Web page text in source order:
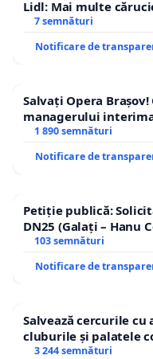
Lidl: Mai multe
7 semnături
Notificare de
Salvați Opera
managerului
1 890 semnături
Notificare de
Petiție publică:
DN25 (Galați – Hanu
traseului în afara
103 semnături
Notificare de
Salvează cercurile
cluburile și palatele
3 244 semnături